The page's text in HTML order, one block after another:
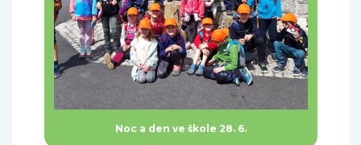
Noc a den ve škole 28. 6.